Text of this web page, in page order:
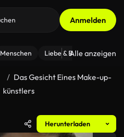
Anmelden
Menschen Liebe & Beziehungen
Alle anzeigen
Das Gesicht Eines Make-up-
künstlers
Herunterladen